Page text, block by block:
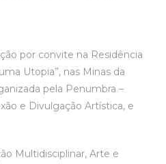
por convite na Residência
Utopia”, nas Minas da
pela Penumbra –
e Divulgação Artística, e
Multidisciplinar, Arte e